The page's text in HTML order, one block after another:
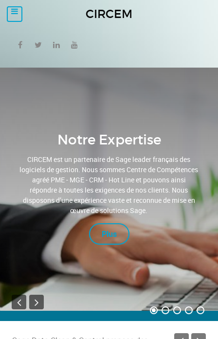
CIRCEM
Notre Expertise
CIRCEM est un partenaire de Sage leader français des
logiciels de gestion. Nous sommes Centre de Compétences
agréé PME - MGE - CRM - Hot Line et pouvons ainsi
répondre à toutes les exigences de nos clients. Nous
disposons d’une expérience vaste et reconnue de mise en
œuvre de solutions Sage.
Plus